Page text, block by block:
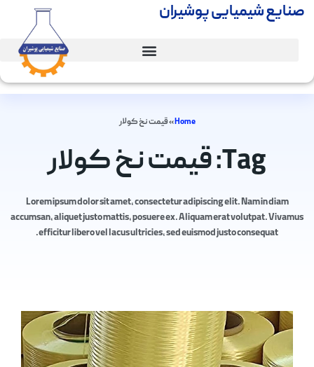
صنایع شیمیایی پوشیران
Home
»قیمت نخ کولار
Tag: قیمت نخ کولار
Lorem ipsum dolor sit amet, consectetur adipiscing elit. Nam in diam
accumsan, aliquet justo mattis, posuere ex. Aliquam erat volutpat. Vivamus
efficitur libero vel lacus ultricies, sed euismod justo consequat.